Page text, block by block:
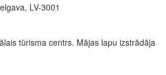
LV-3001
tūrisma centrs. Mājas lapu izstrādāja